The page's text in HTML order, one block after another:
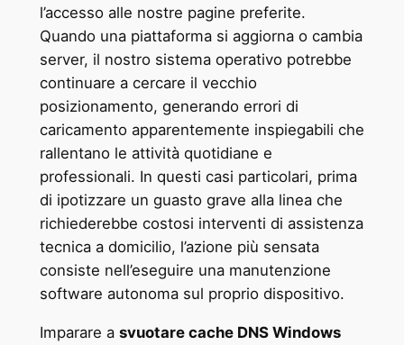
l’accesso alle nostre pagine preferite.
Quando una piattaforma si aggiorna o cambia
server, il nostro sistema operativo potrebbe
continuare a cercare il vecchio
posizionamento, generando errori di
caricamento apparentemente inspiegabili che
rallentano le attività quotidiane e
professionali. In questi casi particolari, prima
di ipotizzare un guasto grave alla linea che
richiederebbe costosi interventi di assistenza
tecnica a domicilio, l’azione più sensata
consiste nell’eseguire una manutenzione
software autonoma sul proprio dispositivo.
Imparare a svuotare cache DNS Windows